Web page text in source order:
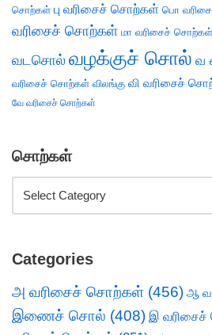
சொற்கள் பு வரிசைச் சொற்கள் பொ
வரிசைச் சொற்கள் மா வரிசைச் சொற்கள்
வடசொல் வழக்குச் சொல் வ
வரிசைச் சொற்கள் விலங்கு வி வரிசைச்
வே வரிசைச் சொற்கள்
சொற்கள்
Categories
அ வரிசைச் சொற்கள் (456) ஆ
இணைச் சொல் (408) இ